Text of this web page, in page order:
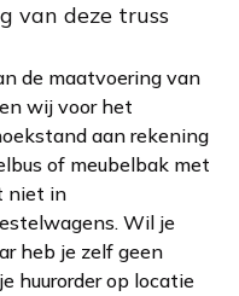
van deze truss
de maatvoering van
wij voor het
aan rekening
of meubelbak met
niet in
Wil je
heb je zelf geen
huurorder op locatie